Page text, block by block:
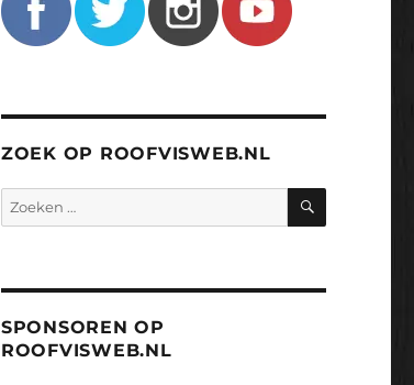
ZOEK OP ROOFVISWEB.NL
Zoeken
naar:
ZOEKEN
SPONSOREN OP
ROOFVISWEB.NL